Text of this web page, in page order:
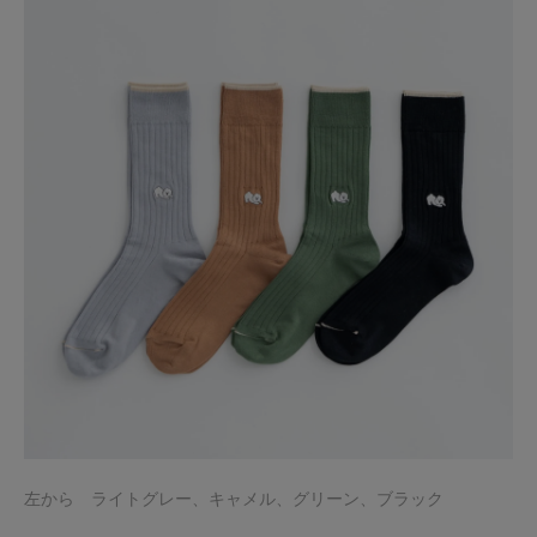
左から ライトグレー、キャメル、グリーン、ブラック